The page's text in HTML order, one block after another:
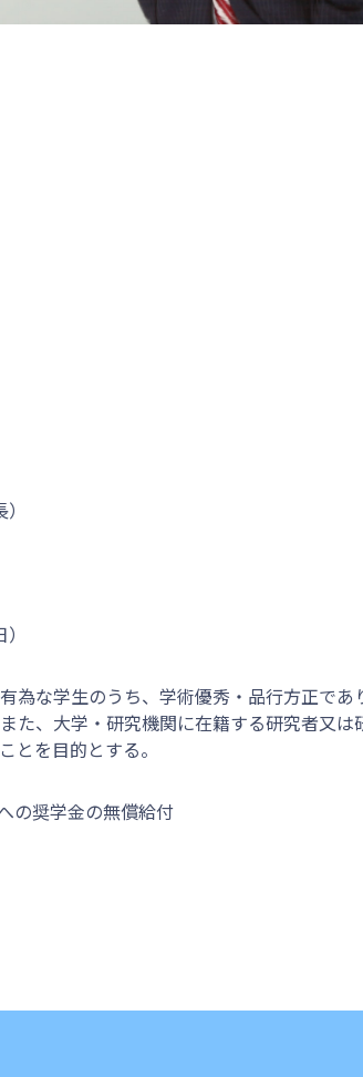
為な学生のうち、学術優秀・品行方正であ
た、大学・研究機関に在籍する研究者又は
とを目的とする。
の奨学金の無償給付